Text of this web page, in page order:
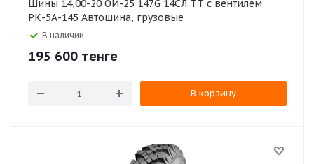
Шины 14,00-20 ОИ-25 147G 14СЛ TT с вентилем
РК-5А-145 Автошина, грузовые
В наличии
195 600 тенге
В корзину